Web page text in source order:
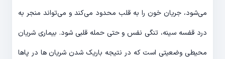
می‌شود، جریان خون را به قلب محدود می‌کند و می‌تواند منجر به
درد قفسه سینه، تنگی نفس و حتی حمله قلبی شود. بیماری شریان
محیطی وضعیتی است که در نتیجه باریک شدن شریان ها در پاها